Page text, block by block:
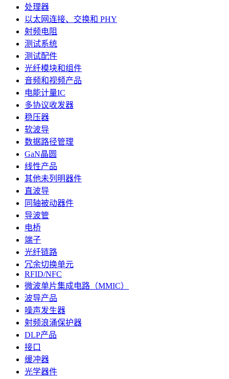
处理器
以太网连接、交换和 PHY
射频电阻
测试系统
测试配件
光纤模块和组件
音频和视频产品
电能计量IC
多协议收发器
稳压器
软波导
数据路径管理
GaN晶圆
线性产品
其他未列明器件
直波导
同轴被动器件
导波管
电桥
端子
光纤链路
冗余切换单元
RFID/NFC
微波单片集成电路（MMIC）
波导产品
噪声发生器
射频浪涌保护器
DLP产品
接口
缓冲器
光学器件